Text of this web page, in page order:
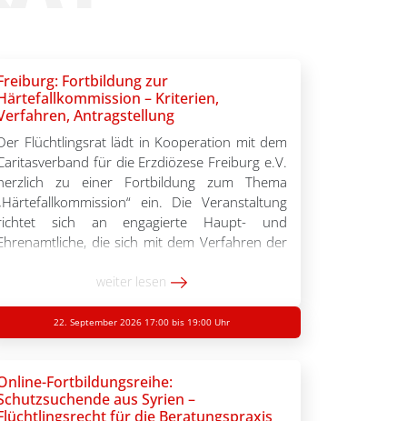
Fortbildung zur
– Kriterien,
Antragstellung
Flüchtlingsrat lädt in Kooperation mit dem
für die Erzdiözese Freiburg e.V.
zu einer Fortbildung zum Thema
ein. Die Veranstaltung
sich an engagierte Haupt- und
die sich mit dem Verfahren der
Kenntnisse dazu vertiefen möchten. Im
stehen praxisnahe Informationen
und zentrale Fragestellungen, die für […]
weiter lesen
22. September 2026 17:00 bis 19:00 Uhr
Fortbildungsreihe:
aus Syrien –
für die Beratungspraxis